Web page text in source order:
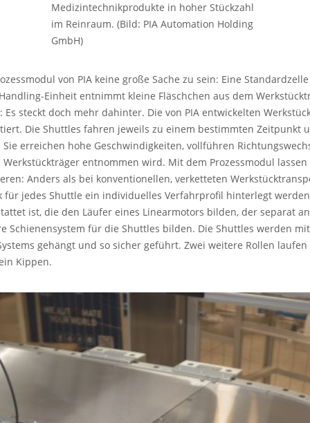
Medizintechnikprodukte in hoher Stückzahl
im Reinraum. (Bild: PIA Automation Holding
GmbH)
von PIA keine große Sache zu sein: Eine
Einheit entnimmt kleine Fläschchen aus dem
steckt doch mehr dahinter. Die von PIA entwickelten
Die Shuttles fahren jeweils zu einem bestimmten Zeitpunkt
erreichen hohe Geschwindigkeiten, vollführen
entnommen wird. Mit dem Prozessmodul
Anders als bei konventionellen, verketteten
für jedes Shuttle ein individuelles Verfahrprofil hinterlegt
ist, die den Läufer eines Linearmotors bilden, der separat
Schienensystem für die Shuttles bilden. Die Shuttles werden
gehängt und so sicher geführt. Zwei weitere Rollen
Kippen.